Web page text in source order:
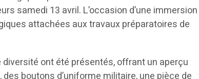
samedi 13 avril. L’occasion d’une immersion
attachées aux travaux préparatoires de
ont été présentés, offrant un aperçu
boutons d’uniforme militaire, une pièce de